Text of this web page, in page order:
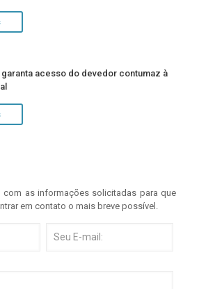
garanta acesso do devedor contumaz à
com as informações solicitadas para que
em contato o mais breve possível.